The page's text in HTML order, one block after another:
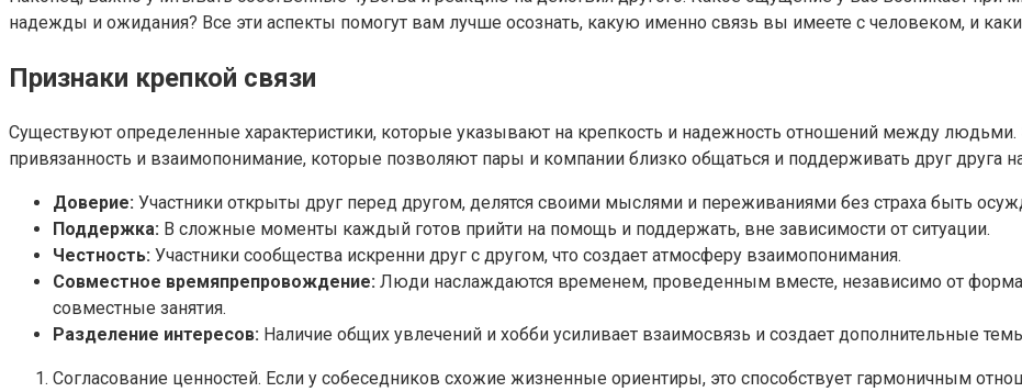
надежды и ожидания? Все эти аспекты помогут вам лучше осознать, какую именно связь вы имеете с человеком, и
Признаки крепкой связи
Существуют определенные характеристики, которые указывают на крепкость и надежность отношений между
привязанность и взаимопонимание, которые позволяют пары и компании близко общаться и поддерживать друг друга
Доверие: Участники открыты друг перед другом, делятся своими мыслями и переживаниями без страха быть
Поддержка: В сложные моменты каждый готов прийти на помощь и поддержать, вне зависимости от ситуации.
Честность: Участники сообщества искренни друг с другом, что создает атмосферу взаимопонимания.
Совместное времяпрепровождение: Люди наслаждаются временем, проведенным вместе, независимо от
совместные занятия.
Разделение интересов: Наличие общих увлечений и хобби усиливает взаимосвязь и создает дополнительные
Согласование ценностей. Если у собеседников схожие жизненные ориентиры, это способствует гармоничным